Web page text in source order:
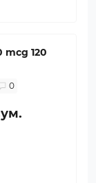
mcg 120
0